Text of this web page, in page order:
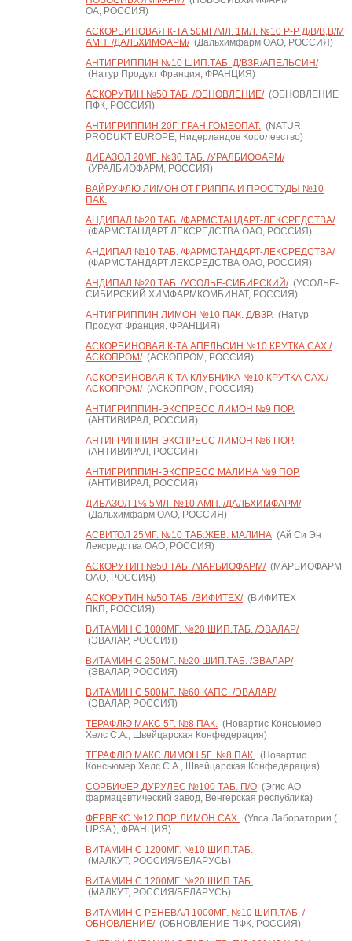
ОА, РОССИЯ)
АСКОРБИНОВАЯ К-ТА 50МГ/МЛ. 1МЛ. №10 Р-Р Д/В/В,В/М
АМП. /ДАЛЬХИМФАРМ/(Дальхимфарм ОАО, РОССИЯ)
АНТИГРИППИН №10 ШИП.ТАБ. Д/ВЗР./АПЕЛЬСИН/
(Натур Продукт Франция, ФРАНЦИЯ)
АСКОРУТИН №50 ТАБ. /ОБНОВЛЕНИЕ/(ОБНОВЛЕНИЕ
ПФК, РОССИЯ)
АНТИГРИППИН 20Г. ГРАН.ГОМЕОПАТ.(NATUR
PRODUKT EUROPE, Нидерландов Королевство)
ДИБАЗОЛ 20МГ. №30 ТАБ. /УРАЛБИОФАРМ/
(УРАЛБИОФАРМ, РОССИЯ)
ВАЙРУФЛЮ ЛИМОН ОТ ГРИППА И ПРОСТУДЫ №10
ПАК.
АНДИПАЛ №20 ТАБ. /ФАРМСТАНДАРТ-ЛЕКСРЕДСТВА/
(ФАРМСТАНДАРТ ЛЕКСРЕДСТВА ОАО, РОССИЯ)
АНДИПАЛ №10 ТАБ. /ФАРМСТАНДАРТ-ЛЕКСРЕДСТВА/
(ФАРМСТАНДАРТ ЛЕКСРЕДСТВА ОАО, РОССИЯ)
АНДИПАЛ №20 ТАБ. /УСОЛЬЕ-СИБИРСКИЙ/(УСОЛЬЕ-
СИБИРСКИЙ ХИМФАРМКОМБИНАТ, РОССИЯ)
АНТИГРИППИН ЛИМОН №10 ПАК. Д/ВЗР.(Натур
Продукт Франция, ФРАНЦИЯ)
АСКОРБИНОВАЯ К-ТА АПЕЛЬСИН №10 КРУТКА САХ./
АСКОПРОМ/(АСКОПРОМ, РОССИЯ)
АСКОРБИНОВАЯ К-ТА КЛУБНИКА №10 КРУТКА САХ./
АСКОПРОМ/(АСКОПРОМ, РОССИЯ)
АНТИГРИППИН-ЭКСПРЕСС ЛИМОН №9 ПОР.
(АНТИВИРАЛ, РОССИЯ)
АНТИГРИППИН-ЭКСПРЕСС ЛИМОН №6 ПОР.
(АНТИВИРАЛ, РОССИЯ)
АНТИГРИППИН-ЭКСПРЕСС МАЛИНА №9 ПОР.
(АНТИВИРАЛ, РОССИЯ)
ДИБАЗОЛ 1% 5МЛ. №10 АМП. /ДАЛЬХИМФАРМ/
(Дальхимфарм ОАО, РОССИЯ)
АСВИТОЛ 25МГ. №10 ТАБ.ЖЕВ. МАЛИНА(Ай Си Эн
Лексредства ОАО, РОССИЯ)
АСКОРУТИН №50 ТАБ. /МАРБИОФАРМ/(МАРБИОФАРМ
ОАО, РОССИЯ)
АСКОРУТИН №50 ТАБ. /ВИФИТЕХ/(ВИФИТЕХ
ПКП, РОССИЯ)
ВИТАМИН С 1000МГ. №20 ШИП.ТАБ. /ЭВАЛАР/
(ЭВАЛАР, РОССИЯ)
ВИТАМИН С 250МГ. №20 ШИП.ТАБ. /ЭВАЛАР/
(ЭВАЛАР, РОССИЯ)
ВИТАМИН С 500МГ. №60 КАПС. /ЭВАЛАР/
(ЭВАЛАР, РОССИЯ)
ТЕРАФЛЮ МАКС 5Г. №8 ПАК.(Новартис Консьюмер
Хелс С.А., Швейцарская Конфедерация)
ТЕРАФЛЮ МАКС ЛИМОН 5Г. №8 ПАК.(Новартис
Консьюмер Хелс С.А., Швейцарская Конфедерация)
СОРБИФЕР ДУРУЛЕС №100 ТАБ. П/О(Эгис АО
фармацевтический завод, Венгерская республика)
ФЕРВЕКС №12 ПОР. ЛИМОН САХ.(Упса Лаборатории (
UPSA ), ФРАНЦИЯ)
ВИТАМИН С 1200МГ. №10 ШИП.ТАБ.
(МАЛКУТ, РОССИЯ/БЕЛАРУСЬ)
ВИТАМИН С 1200МГ. №20 ШИП.ТАБ.
(МАЛКУТ, РОССИЯ/БЕЛАРУСЬ)
ВИТАМИН С РЕНЕВАЛ 1000МГ. №10 ШИП.ТАБ. /
ОБНОВЛЕНИЕ/(ОБНОВЛЕНИЕ ПФК, РОССИЯ)